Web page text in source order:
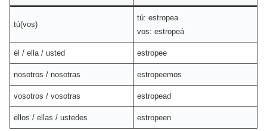
tú(vos)
tú: estropea
vos: estropeá
él / ella / usted estropee
nosotros / nosotras estropeemos
vosotros / vosotras estropead
ellos / ellas / ustedes estropeen